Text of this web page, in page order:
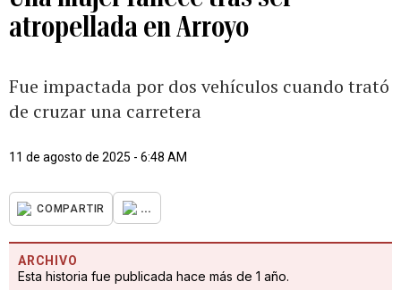
atropellada en Arroyo
Fue impactada por dos vehículos cuando trató
de cruzar una carretera
11 de agosto de 2025 - 6:48 AM
COMPARTIR ...
ARCHIVO
Esta historia fue publicada hace más de 1 año.